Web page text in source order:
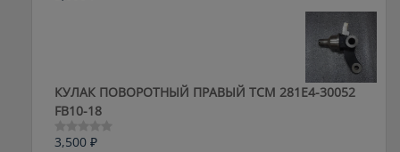
КУЛАК ПОВОРОТНЫЙ ПРАВЫЙ ТСМ 281E4-30052
FB10-18
Оценка
3,500 ₽